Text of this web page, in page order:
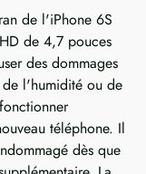
de l'iPhone 6S
de 4,7 pouces
des dommages
de l'humidité ou de
téléphone. Il
dès que